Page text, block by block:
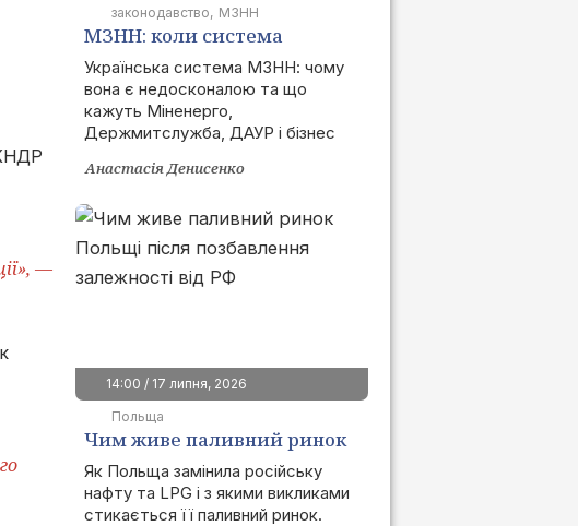
—
законодавство
МЗНН
МЗНН: коли система
запрацює та як це вплине
на ринок
Українська система МЗНН: чому
вона є недосконалою та що
кажуть Міненерго,
Держмитслужба, ДАУР і бізнес
Анастасія Денисенко
14:00 / 17 липня, 2026
Польща
Чим живе паливний ринок
Польщі після позбавлення
залежності від РФ
Як Польща замінила російську
нафту та LPG і з якими викликами
стикається її паливний ринок.